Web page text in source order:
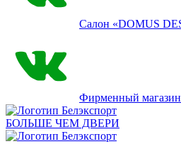
Салон «DOMUS
Фирменный магазин
БОЛЬШЕ ЧЕМ ДВЕРИ